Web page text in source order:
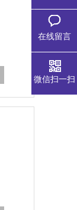
在线留言
微信扫一扫